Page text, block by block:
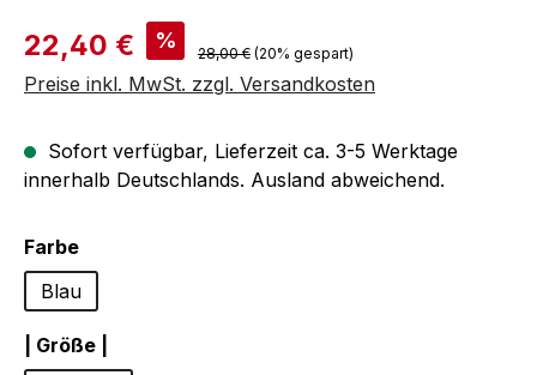
Verkaufspreis:
22,40 € % Regulärer Preis:
28,00 € (20% gespart)
Preise inkl. MwSt. zzgl. Versandkosten
Sofort verfügbar, Lieferzeit ca. 3-5 Werktage
innerhalb Deutschlands. Ausland abweichend.
Farbeauswählen
Blau
| Größe |